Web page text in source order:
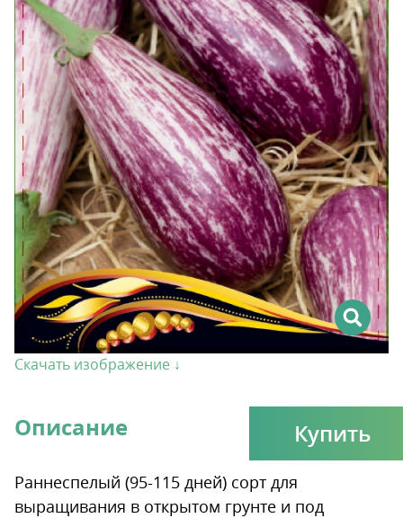
Скачать изображение ↓
Купить
Описание
Раннеспелый (95-115 дней) сорт для
выращивания в открытом грунте и под